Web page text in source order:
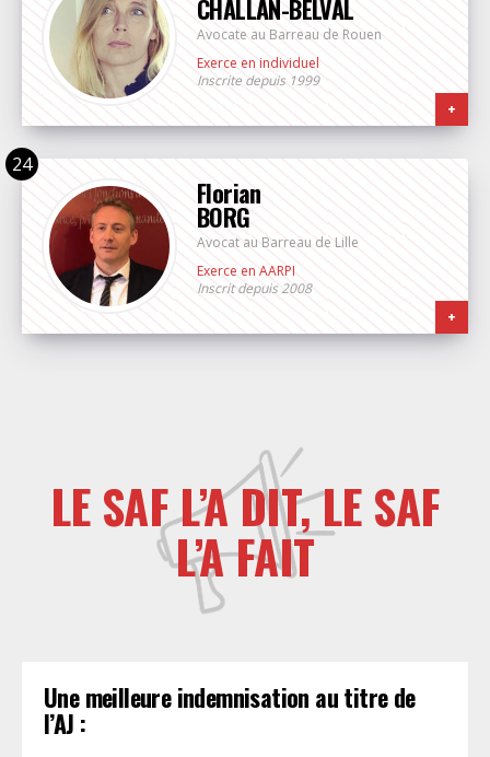
CHALLAN-BELVAL
Avocate au Barreau de Rouen
Exerce en individuel
Inscrite depuis 1999
+
Florian
BORG
Avocat au Barreau de Lille
Exerce en AARPI
Inscrit depuis 2008
+
LE SAF L’A DIT, LE SAF
L’A FAIT
Une meilleure indemnisation au titre de
l’AJ :